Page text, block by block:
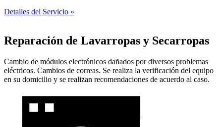
Detalles del Servicio »
Reparación de Lavarropas y Secarropas
Cambio de módulos electrónicos dañados por diversos problemas
eléctricos. Cambios de correas. Se realiza la verificación del equipo
en su domicilio y se realizan recomendaciones de acuerdo al caso.